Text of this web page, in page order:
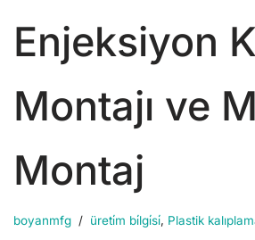
Enjeksiyon
Montajı ve
Montaj
boyanmfg üreti̇m bi̇lgi̇si̇, Plastik